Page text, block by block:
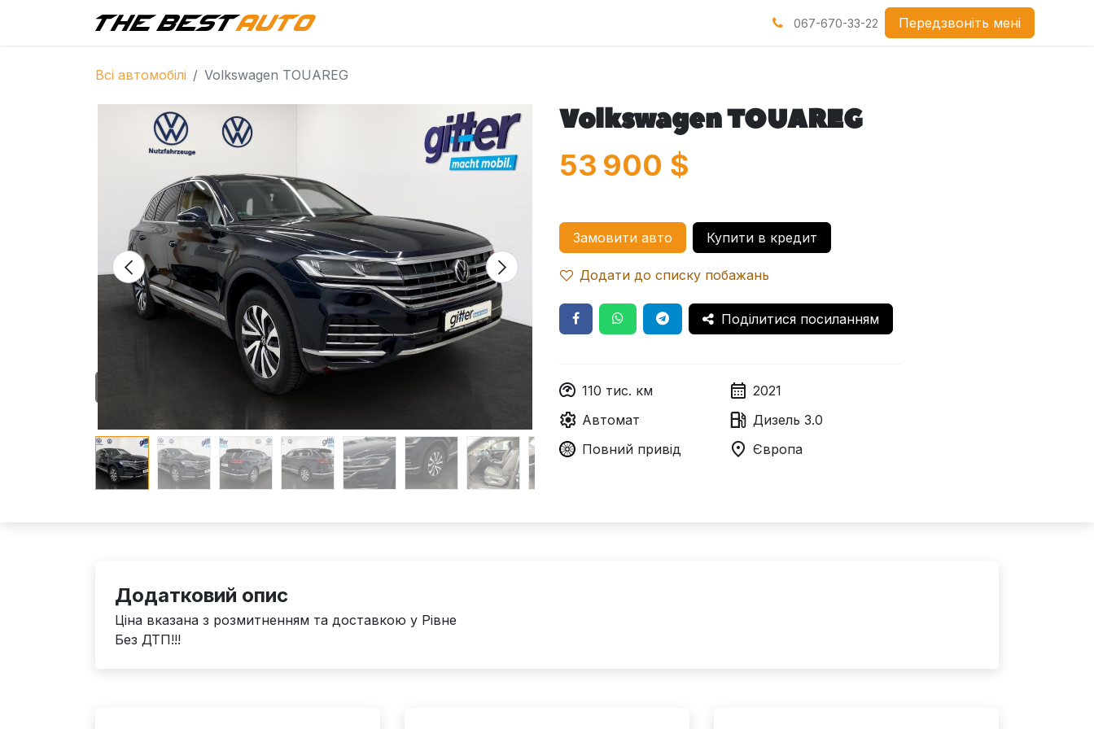
067-670-33-22 Передзвоніть мені
Всі автомобілі Volkswagen TOUAREG
Volkswagen TOUAREG
53 900 $
Замовити авто Купити в кредит
Додати до списку побажань
Поділитися посиланням
110 тис. км
2021
Автомат
Дизель 3.0
Повний привід Європа
Додатковий опис
Ціна вказана з розмитненням та доставкою у Рівне
Без ДТП!!!